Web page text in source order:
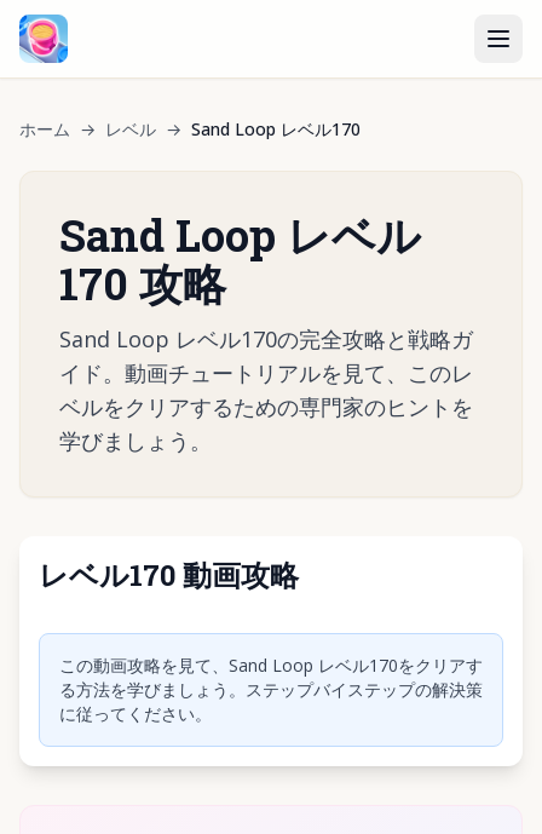
ホーム → レベル → Sand Loop レベル170
Sand Loop レベル
170 攻略
Sand Loop レベル170の完全攻略と戦略ガ
イド。動画チュートリアルを見て、このレ
ベルをクリアするための専門家のヒントを
学びましょう。
レベル170 動画攻略
クリックして動画を再生
この動画攻略を見て、Sand Loop レベル170をクリアす
る方法を学びましょう。ステップバイステップの解決策
に従ってください。